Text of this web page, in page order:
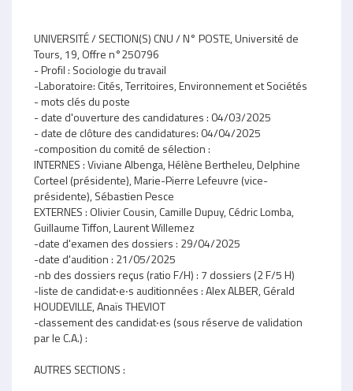
UNIVERSITÉ / SECTION(S) CNU / N° POSTE, Université de
Tours, 19, Offre n°250796
- Profil : Sociologie du travail
-Laboratoire: Cités, Territoires, Environnement et Sociétés
- mots clés du poste
- date d'ouverture des candidatures : 04/03/2025
- date de clôture des candidatures: 04/04/2025
-composition du comité de sélection :
INTERNES : Viviane Albenga, Hélène Bertheleu, Delphine
Corteel (présidente), Marie-Pierre Lefeuvre (vice-
présidente), Sébastien Pesce
EXTERNES : Olivier Cousin, Camille Dupuy, Cédric Lomba,
Guillaume Tiffon, Laurent Willemez
-date d'examen des dossiers : 29/04/2025
-date d'audition : 21/05/2025
-nb des dossiers reçus (ratio F/H) : 7 dossiers (2 F/5 H)
-liste de candidat‧e‧s auditionnées : Alex ALBER, Gérald
HOUDEVILLE, Anaïs THEVIOT
-classement des candidat‧es (sous réserve de validation
par le C.A.) :
AUTRES SECTIONS :